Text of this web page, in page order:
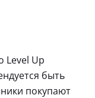
Level Up
быть
покупают